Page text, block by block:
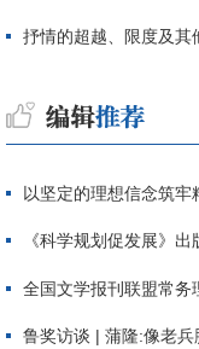
抒情的超越、限度及其他——评
以坚定的理想信念筑牢
《科学规划促发展》出
全国文学报刊联盟常务
鲁奖访谈 | 蒲隆:像老兵